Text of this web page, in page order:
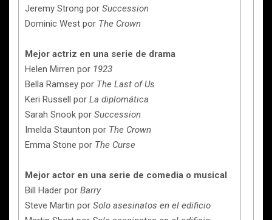
Jeremy Strong por Succession
Dominic West por The Crown
Mejor actriz en una serie de drama
Helen Mirren por 1923
Bella Ramsey por The Last of Us
Keri Russell por La diplomática
Sarah Snook por Succession
Imelda Staunton por The Crown
Emma Stone por The Curse
Mejor actor en una serie de comedia o musical
Bill Hader por Barry
Steve Martin por Solo asesinatos en el edificio